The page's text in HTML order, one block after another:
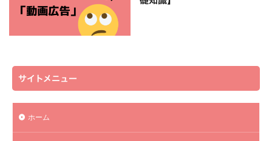
サイトメニュー
ホーム